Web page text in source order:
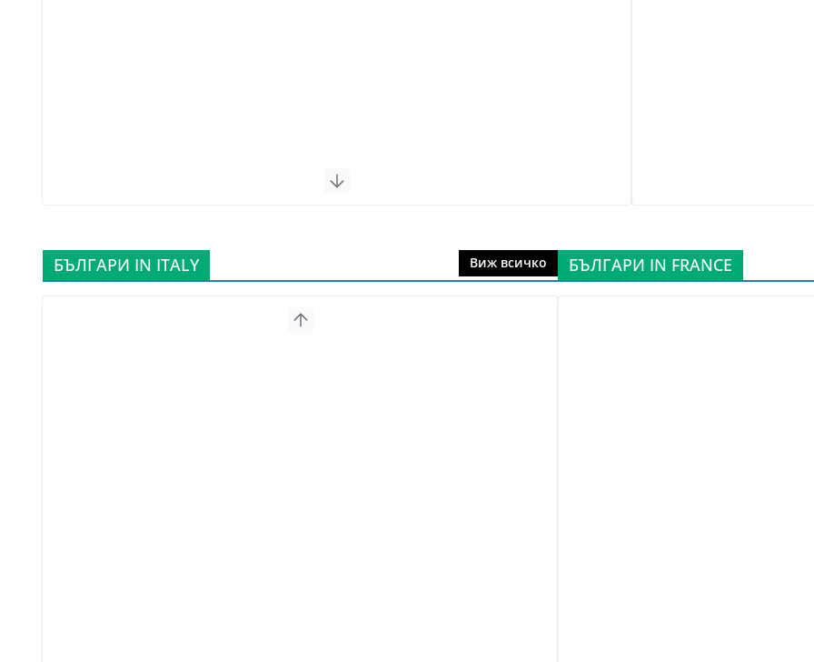
БЪЛГАРИ IN ITALY Виж всичко БЪЛГАРИ IN FRANCE